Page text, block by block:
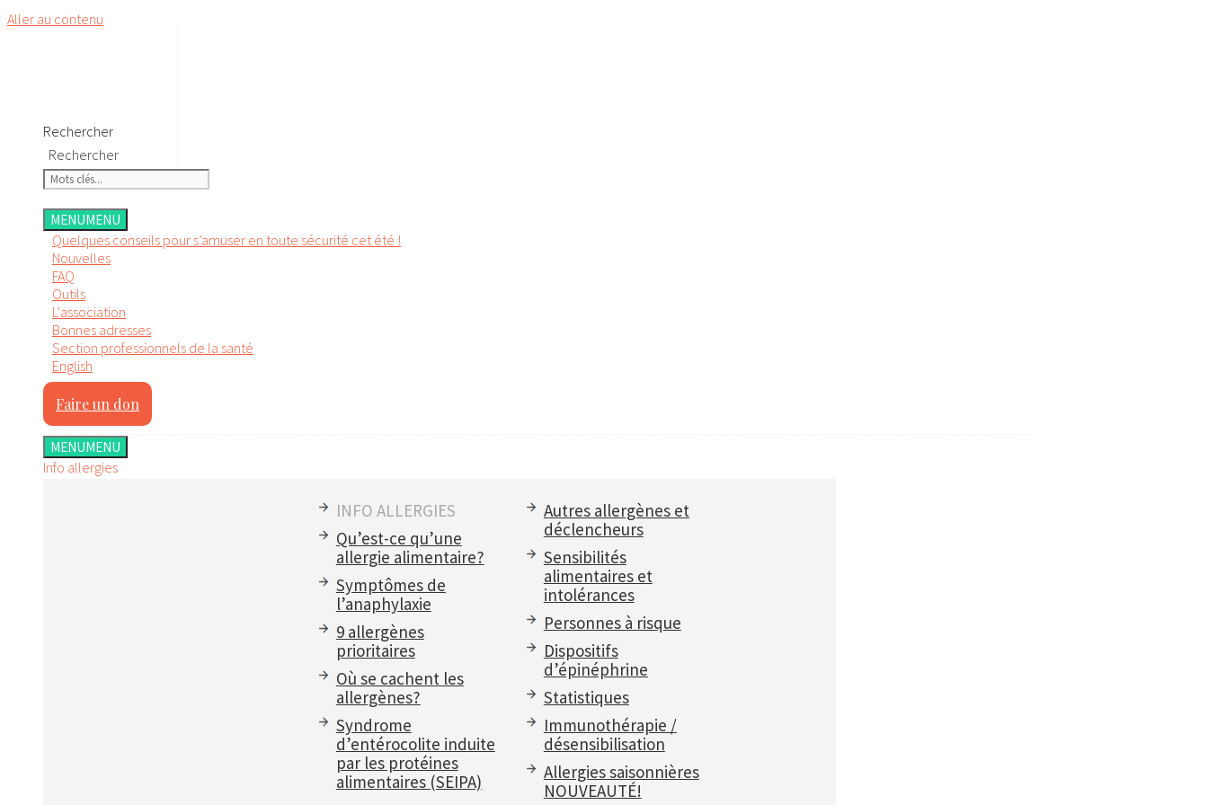
Aller au contenu
Rechercher
Rechercher
MENUMENU
Quelques conseils pour s’amuser en toute sécurité cet été !
Nouvelles
FAQ
Outils
L'association
Bonnes adresses
Section professionnels de la santé
English
Faire un don
MENUMENU
Info allergies
INFO ALLERGIES
Qu’est-ce qu’une
allergie alimentaire?
Symptômes de
l’anaphylaxie
9 allergènes
prioritaires
Où se cachent les
allergènes?
Syndrome
d’entérocolite induite
par les protéines
alimentaires (SEIPA)
Autres allergènes et
déclencheurs
Sensibilités
alimentaires et
intolérances
Personnes à risque
Dispositifs
d’épinéphrine
Statistiques
Immunothérapie /
désensibilisation
Allergies saisonnières
NOUVEAUTÉ!